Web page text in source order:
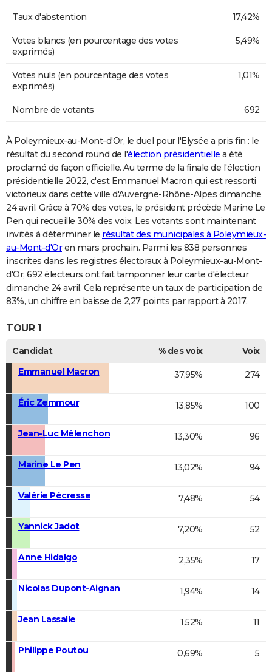
Taux d'abstention 17,42%
Votes blancs (en pourcentage des votes
exprimés)
5,49%
Votes nuls (en pourcentage des votes
exprimés)
1,01%
Nombre de votants 692
À Poleymieux-au-Mont-d'Or, le duel pour l'Elysée a pris fin : le
résultat du second round de l'élection présidentielle a été
proclamé de façon officielle. Au terme de la finale de l'élection
présidentielle 2022, c'est Emmanuel Macron qui est ressorti
victorieux dans cette ville d'Auvergne-Rhône-Alpes dimanche
24 avril. Grâce à 70% des votes, le président précède Marine Le
Pen qui recueille 30% des voix. Les votants sont maintenant
invités à déterminer le résultat des municipales à Poleymieux-
au-Mont-d'Oren mars prochain. Parmi les 838 personnes
inscrites dans les registres électoraux à Poleymieux-au-Mont-
d'Or, 692 électeurs ont fait tamponner leur carte d'électeur
dimanche 24 avril. Cela représente un taux de participation de
83%, un chiffre en baisse de 2,27 points par rapport à 2017.
TOUR 1
Candidat % des voix
Voix
Emmanuel Macron
37,95% 274
Éric Zemmour 13,85% 100
Jean-Luc Mélenchon 13,30% 96
Marine Le Pen 13,02% 94
Valérie Pécresse 7,48% 54
Yannick Jadot 7,20% 52
Anne Hidalgo 2,35% 17
Nicolas Dupont-Aignan 1,94% 14
Jean Lassalle 1,52% 11
Philippe Poutou 0,69% 5